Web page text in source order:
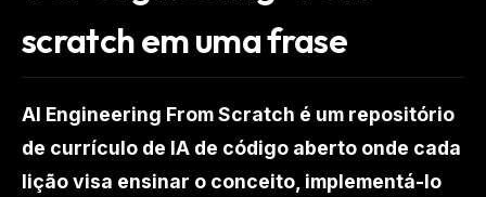
scratch em uma frase
AI Engineering From Scratch é um repositório
de currículo de IA de código aberto onde cada
lição visa ensinar o conceito, implementá-lo